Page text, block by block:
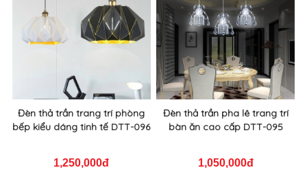
Đèn thả trần trang trí phòng
bếp kiểu dáng tinh tế DTT-096
1,250,000đ
Đèn thả trần pha lê trang trí
bàn ăn cao cấp DTT-095
1,050,000đ